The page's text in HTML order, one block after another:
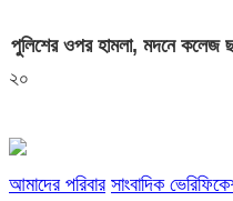
পুলিশের ওপর হামলা, মদনে
২০
আমাদের পরিবার সাংবাদিক